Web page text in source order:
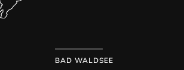
BAD WALDSEE